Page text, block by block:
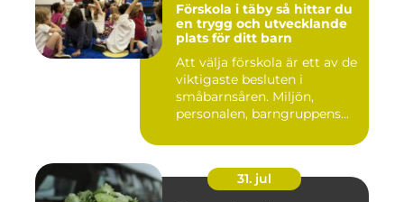
Förskola i täby så hittar du
en trygg och utvecklande
plats för ditt barn
Att välja förskola är ett av de
viktigaste besluten i
småbarnsåren. Miljön,
personalen, barngruppens...
31. jul